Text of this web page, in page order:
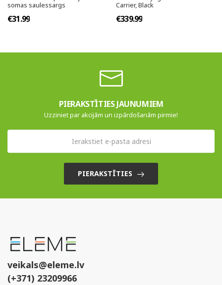
somas saulessargs
€31.99
Carrier, Black
€339.99
PIERAKSTĪTIES JAUNUMIEM
Uzziniet par akcijām un izpārdošanām pirmie!
PIERAKSTĪTIES
veikals@eleme.lv
(+371) 23209966